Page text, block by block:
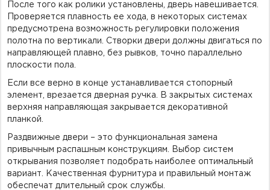
После того как ролики установлены, дверь навешивается.
Проверяется плавность ее хода, в некоторых системах
предусмотрена возможность регулировки положения
полотна по вертикали. Створки двери должны двигаться по
направляющей плавно, без рывков, точно параллельно
плоскости пола.
Если все верно в конце устанавливается стопорный
элемент, врезается дверная ручка. В закрытых системах
верхняя направляющая закрывается декоративной
планкой.
Раздвижные двери – это функциональная замена
привычным распашным конструкциям. Выбор систем
открывания позволяет подобрать наиболее оптимальный
вариант. Качественная фурнитура и правильный монтаж
обеспечат длительный срок службы.